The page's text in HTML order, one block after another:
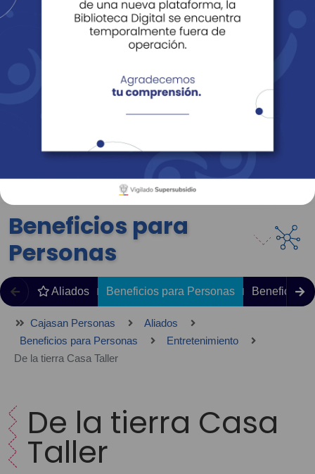
Revista Fácil Vivir
Sedes Directorio Servicios En Línea
Beneficios para
Personas
Aliados Beneficios para Personas Beneficios
Cajasan Personas
Aliados
Beneficios para Personas
Entretenimiento
De la tierra Casa Taller
De la tierra Casa
Taller